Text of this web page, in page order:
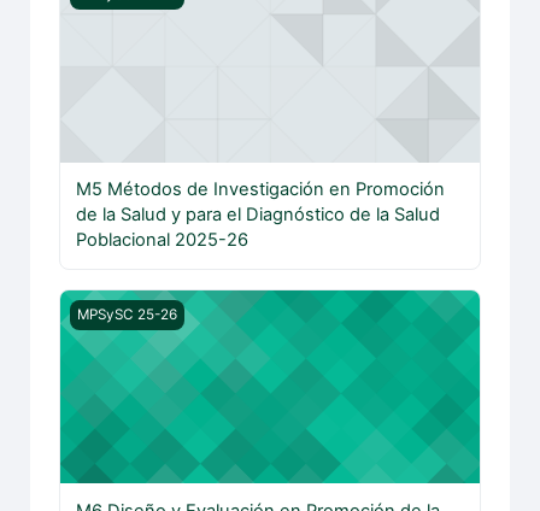
M5 Métodos de Investigación en Promoción
de la Salud y para el Diagnóstico de la Salud
Poblacional 2025-26
M6 Diseño y Evaluación en Promoción de la Salud y
MPSySC 25-26